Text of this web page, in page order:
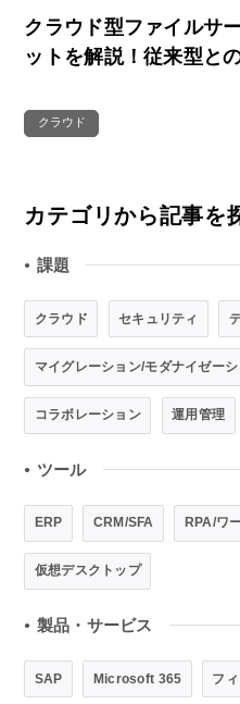
クラウド型ファイルサ
ットを解説！従来型と
クラウド
カテゴリから記事を
● 課題
クラウド セキュリティ
マイグレーション/モダナイゼー
コラボレーション 運用管理
● ツール
ERP CRM/SFA RPA/ワ
仮想デスクトップ
● 製品・サービス
SAP Microsoft 365 フ